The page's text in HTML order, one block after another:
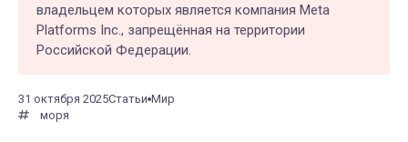
владельцем которых является компания Meta
Platforms Inc., запрещённая на территории
Российской Федерации.
31 октября 2025Статьи Мир
моря